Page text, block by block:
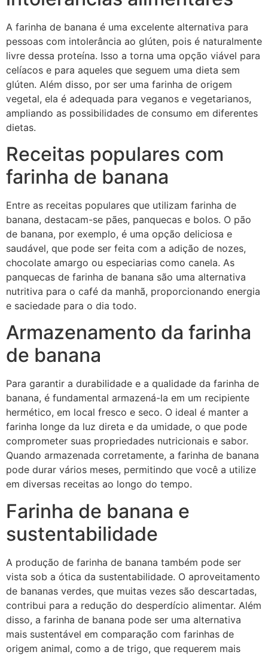
A farinha de banana é uma excelente alternativa para
pessoas com intolerância ao glúten, pois é naturalmente
livre dessa proteína. Isso a torna uma opção viável para
celíacos e para aqueles que seguem uma dieta sem
glúten. Além disso, por ser uma farinha de origem
vegetal, ela é adequada para veganos e vegetarianos,
ampliando as possibilidades de consumo em diferentes
dietas.
Receitas populares com
farinha de banana
Entre as receitas populares que utilizam farinha de
banana, destacam-se pães, panquecas e bolos. O pão
de banana, por exemplo, é uma opção deliciosa e
saudável, que pode ser feita com a adição de nozes,
chocolate amargo ou especiarias como canela. As
panquecas de farinha de banana são uma alternativa
nutritiva para o café da manhã, proporcionando energia
e saciedade para o dia todo.
Armazenamento da farinha
de banana
Para garantir a durabilidade e a qualidade da farinha de
banana, é fundamental armazená-la em um recipiente
hermético, em local fresco e seco. O ideal é manter a
farinha longe da luz direta e da umidade, o que pode
comprometer suas propriedades nutricionais e sabor.
Quando armazenada corretamente, a farinha de banana
pode durar vários meses, permitindo que você a utilize
em diversas receitas ao longo do tempo.
Farinha de banana e
sustentabilidade
A produção de farinha de banana também pode ser
vista sob a ótica da sustentabilidade. O aproveitamento
de bananas verdes, que muitas vezes são descartadas,
contribui para a redução do desperdício alimentar. Além
disso, a farinha de banana pode ser uma alternativa
mais sustentável em comparação com farinhas de
origem animal, como a de trigo, que requerem mais